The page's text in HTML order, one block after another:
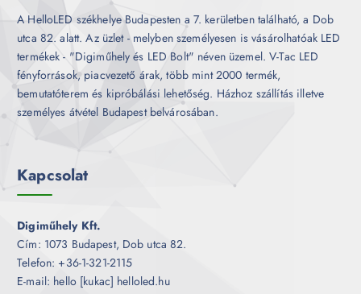
A HelloLED székhelye Budapesten a 7. kerületben található, a Dob
utca 82. alatt. Az üzlet - melyben személyesen is vásárolhatóak LED
termékek - "Digiműhely és LED Bolt" néven üzemel. V-Tac LED
fényforrások, piacvezető árak, több mint 2000 termék,
bemutatóterem és kipróbálási lehetőség. Házhoz szállítás illetve
személyes átvétel Budapest belvárosában.
Kapcsolat
Digiműhely Kft.
Cím: 1073 Budapest, Dob utca 82.
Telefon: +36-1-321-2115
E-mail: hello [kukac] helloled.hu